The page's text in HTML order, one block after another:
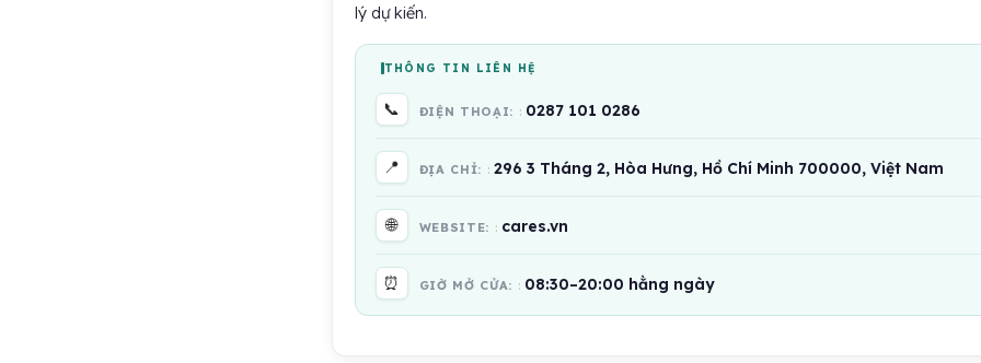
lý dự kiến.
THÔNG TIN LIÊN HỆ
📞 ĐIỆN THOẠI: 0287 101 0286
📍 ĐỊA CHỈ: 296 3 Tháng 2, Hòa Hưng, Hồ Chí Minh 700000, Việt Nam
🌐 WEBSITE: cares.vn
⏰ GIỜ MỞ CỬA: 08:30–20:00 hằng ngày